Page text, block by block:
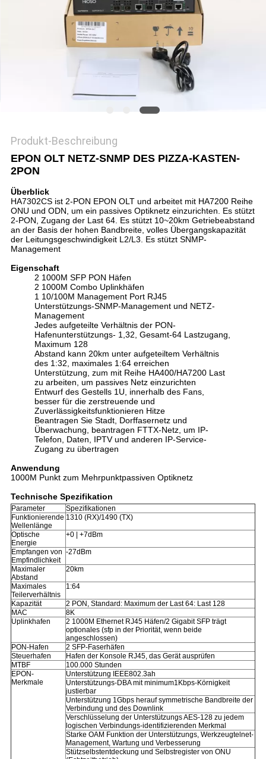
DATENSCHUTZ-
BESTIMMUNGEN
Produkt-Beschreibung
EPON OLT NETZ-SNMP DES PIZZA-KASTEN-
2PON
Überblick
HA7302CS ist 2-PON EPON OLT und arbeitet mit HA7200 Reihe
ONU und ODN, um ein passives Optiknetz einzurichten. Es stützt
2-PON, Zugang der Last 64. Es stützt 10~20km Getriebeabstand
an der Basis der hohen Bandbreite, volles Übergangskapazität
der Leitungsgeschwindigkeit L2/L3. Es stützt SNMP-
Management
Eigenschaft
2 1000M SFP PON Häfen
2 1000M Combo Uplinkhäfen
1 10/100M Management Port RJ45
Unterstützungs-SNMP-Management und NETZ-
Management
Jedes aufgeteilte Verhältnis der PON-
Hafenunterstützungs- 1,32, Gesamt-64 Lastzugang,
Maximum 128
Abstand kann 20km unter aufgeteiltem Verhältnis
des 1:32, maximales 1:64 erreichen
Unterstützung, zum mit Reihe HA400/HA7200 Last
zu arbeiten, um passives Netz einzurichten
Entwurf des Gestells 1U, innerhalb des Fans,
besser für die zerstreuende und
Zuverlässigkeitsfunktionieren Hitze
Beantragen Sie Stadt, Dorffasernetz und
Überwachung, beantragen FTTX-Netz, um IP-
Telefon, Daten, IPTV und anderen IP-Service-
Zugang zu übertragen
Anwendung
1000M Punkt zum Mehrpunktpassiven Optiknetz
Technische Spezifikation
Parameter
Spezifikationen
Funktionierende
Wellenlänge
1310 (RX)/1490 (TX)
Optische
Energie
+0 | +7dBm
Empfangen von
Empfindlichkeit
-27dBm
Maximaler
Abstand
20km
Maximales
Teilerverhältnis
1:64
Kapazität
2 PON, Standard: Maximum der Last 64: Last 128
MAC
8K
Uplinkhafen
2 1000M Ethernet RJ45 Häfen/2 Gigabit SFP trägt
optionales (sfp in der Priorität, wenn beide
angeschlossen)
PON-Hafen
2 SFP-Faserhäfen
Steuerhafen
Hafen der Konsole RJ45, das Gerät ausprüfen
MTBF
100.000 Stunden
EPON-
Merkmale
Unterstützung IEEE802.3ah
Unterstützungs-DBA mit minimum1Kbps-Körnigkeit
justierbar
Unterstützung 1Gbps herauf symmetrische Bandbreite der
Verbindung und des Downlink
Verschlüsselung der Unterstützungs AES-128 zu jedem
logischen Verbindungs-identifizierenden Merkmal
Starke OAM Funktion der Unterstützungs, Werkzeugtelnet-
Management, Wartung und Verbesserung
Stützselbstentdeckung und Selbstregister von ONU